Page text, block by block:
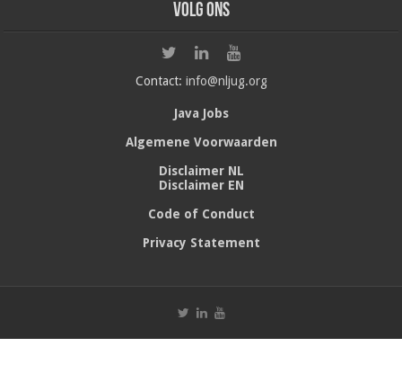
Volg ons
Contact: info@nljug.org
Java Jobs
Algemene Voorwaarden
Disclaimer NL
Disclaimer EN
Code of Conduct
Privacy Statement